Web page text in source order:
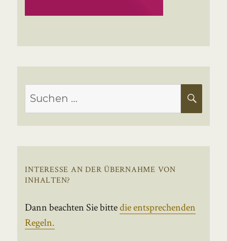
Suchen
nach:
INTERESSE AN DER ÜBERNAHME VON
INHALTEN?
Dann beachten Sie bittedie entsprechenden
Regeln.